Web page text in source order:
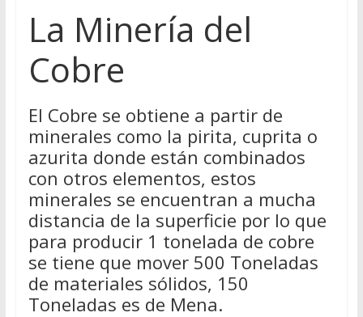
La Minería del
Cobre
El Cobre se obtiene a partir de
minerales como la pirita, cuprita o
azurita donde están combinados
con otros elementos, estos
minerales se encuentran a mucha
distancia de la superficie por lo que
para producir 1 tonelada de cobre
se tiene que mover 500 Toneladas
de materiales sólidos, 150
Toneladas es de Mena.